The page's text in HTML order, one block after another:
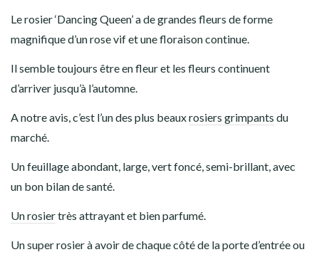
Le rosier ‘Dancing Queen’ a de grandes fleurs de forme
magnifique d’un rose vif et une floraison continue.
Il semble toujours être en fleur et les fleurs continuent
d’arriver jusqu’à l’automne.
A notre avis, c’est l’un des plus beauxrosiers grimpants du
marché.
Un feuillage abondant, large, vert foncé, semi-brillant, avec
un bon bilan de santé.
Un rosiertrès attrayant et bien parfumé.
Un super rosier à avoir de chaque côté de la porte d’entrée ou